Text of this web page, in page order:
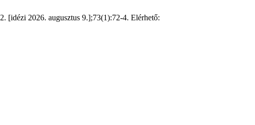
[idézi 2026. augusztus 9.];73(1):72-4. Elérhető: